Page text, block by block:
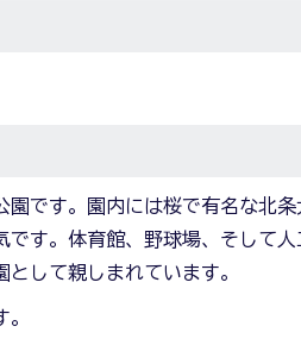
園です。園内には桜で有名な北
です。体育館、野球場、そして
して親しまれています。